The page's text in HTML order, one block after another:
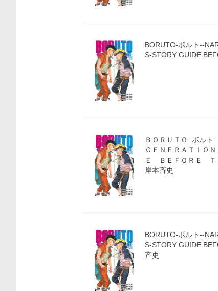
BORUTO-ボルト--
S-STORY GUIDE
ＢＯＲＵＴＯ−ボル
ＧＥＮＥＲＡＴＩＯ
Ｅ ＢＥＦＯＲＥ Ｔ
岸本斉史
BORUTO-ボルト--
S-STORY GUIDE
斉史